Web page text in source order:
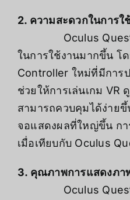
2. ความสะดวกในการใ
Oculus Quest 2
ในการใช้งานมากขึ้น โ
Controller ใหม่ที่มีการ
ช่วยให้การเล่นเกม VR
สามารถควบคุมได้ง่าย
จอแสดงผลที่ใหญ่ขึ้น กา
เมื่อเทียบกับ Oculus
3. คุณภาพการแสดงภา
Oculus Quest 2